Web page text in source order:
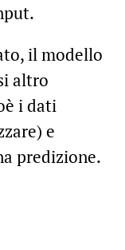
il modello
altro
i dati
e
predizione.